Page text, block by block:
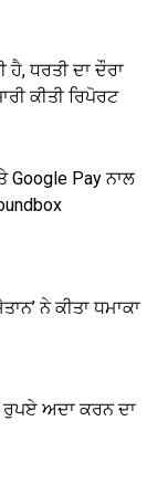
ਧਰਤੀ ਦਾ ਦੌਰਾ
ਕੀਤੀ ਰਿਪੋਰਟ
Google Pay ਨਾਲ
ਨੇ ਕੀਤਾ ਧਮਾਕਾ
ਰੁਪਏ ਅਦਾ ਕਰਨ ਦਾ